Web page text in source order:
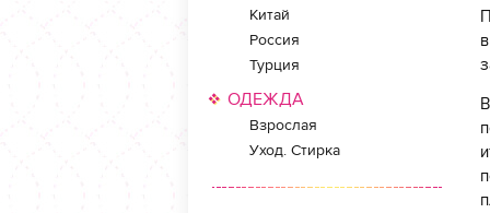
Китай
Россия
Турция
ОДЕЖДА
Взрослая
Уход. Стирка